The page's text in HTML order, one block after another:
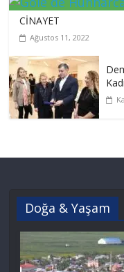
CİNAYET
Ağustos 11, 2022
Doğa & Yaşam